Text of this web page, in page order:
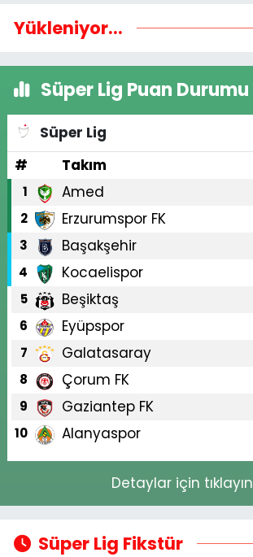
Yükleniyor...
Süper Lig Puan Durumu
Süper Lig
#
Takım
1 Amed
2 Erzurumspor FK
3 Başakşehir
4 Kocaelispor
5 Beşiktaş
6 Eyüpspor
7 Galatasaray
8 Çorum FK
9 Gaziantep FK
10 Alanyaspor
Detaylar için tıklayın
Süper Lig Fikstür